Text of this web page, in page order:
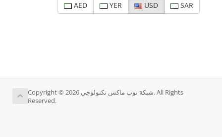
AED YER USD SAR
Copyright © 2026 شبكة توب ماكس تكنولوجي. All Rights
Reserved.